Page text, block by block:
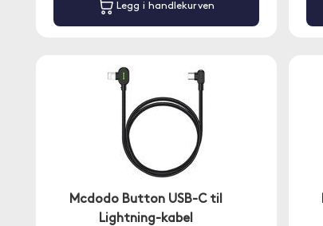
Legg i handlekurven
Mcdodo Button USB-C til
Lightning-kabel